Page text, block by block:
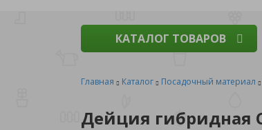
КАТАЛОГ ТОВАРОВ
Главная Каталог Посадочный материал
Дейция гибридная